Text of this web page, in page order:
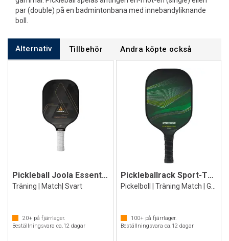
par (double) på en badmintonbana med innebandyliknande
boll.
Alternativ Tillbehör Andra köpte också
Pickleball Joola Essentials Paddle
Träning | Match| Svart
20+ på fjärrlager.
Beställningsvara ca.12 dagar
Pickleballrack Sport-Thieme XSpace 10mm
100+på fjärrlager.
Beställningsvara ca.12dagar